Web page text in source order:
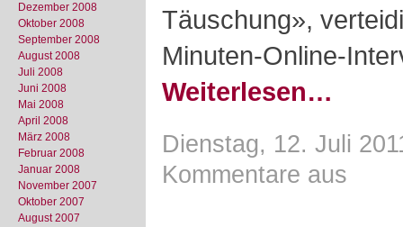
Dezember 2008
Oktober 2008
September 2008
August 2008
Juli 2008
Juni 2008
Mai 2008
April 2008
März 2008
Februar 2008
Januar 2008
November 2007
Oktober 2007
August 2007
Täuschung»,
Minuten-Online-
Weiterlesen…
Dienstag, 12. Juli
Kommentare aus